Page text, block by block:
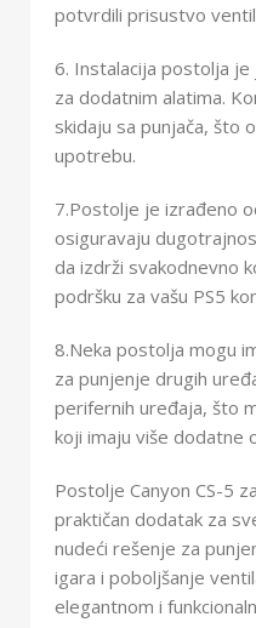
potvrdili prisustvo
6. Instalacija postolja
za dodatnim alatima.
skidaju sa punjača, što
upotrebu.
7.Postolje je izrađeno
osiguravaju
da izdrži svakodnevno
podršku za vašu PS5
8.Neka postolja mogu
za punjenje drugih
perifernih uređaja, što
koji imaju više dodatne
Postolje Canyon CS-5
praktičan dodatak za
nudeći rešenje za
igara i poboljšanje
elegantnom i